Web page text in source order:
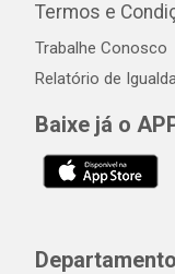
Termos e
Trabalhe Conosco
Relatório de
Baixe já o